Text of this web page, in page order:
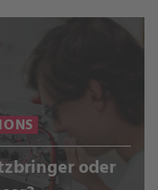
oder